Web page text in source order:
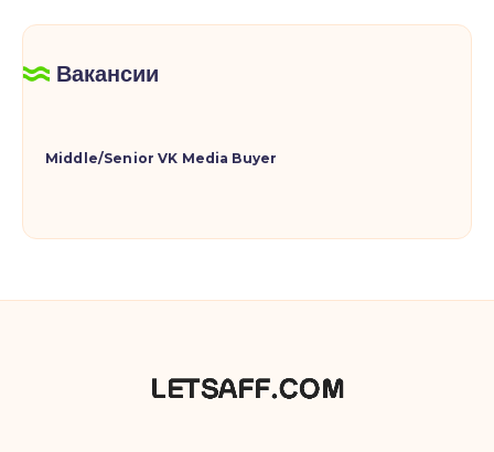
Вакансии
Middle/Senior VK Media Buyer